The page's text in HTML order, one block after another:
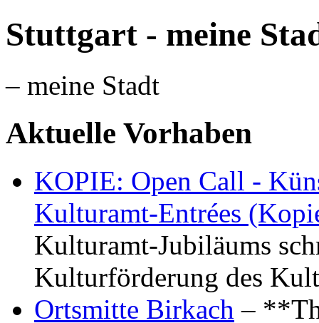
Stuttgart - meine
– meine Stadt
Aktuelle Vorhaben
KOPIE: Open Call -
Kulturamt-Entrées
Kulturamt-Jubiläums
Kulturförderung des
Ortsmitte Birkach –